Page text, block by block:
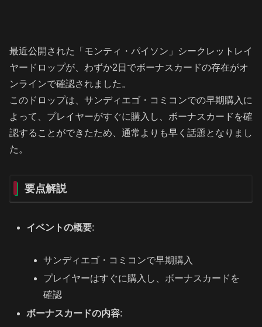
最近公開された「モンティ・パイソン」シークレットレイ
ヤードロップが、わずか2日でボーナスカードの存在がオ
ンラインで確認されました。
このドロップは、サンディエゴ・コミコンでの早期購入に
よって、プレイヤーがすぐに購入し、ボーナスカードを確
認することができたため、通常よりも早く話題となりまし
た。
要点解説
イベントの概要:
サンディエゴ・コミコンで早期購入
プレイヤーはすぐに購入し、ボーナスカードを
確認
ボーナスカードの内容: